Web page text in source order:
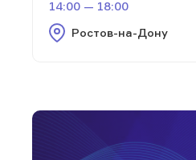
14:00 — 18:00
Ростов-на-Дону